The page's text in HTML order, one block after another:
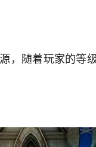
，随着玩家的等